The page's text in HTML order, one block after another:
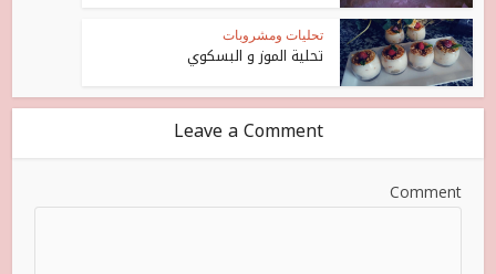
تحليات ومشروبات
تحلية الموز و البسكوي
Leave a Comment
Comment